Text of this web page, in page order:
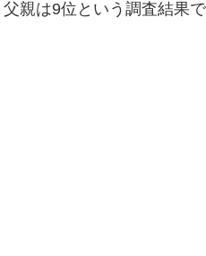
親は9位という調査結果で